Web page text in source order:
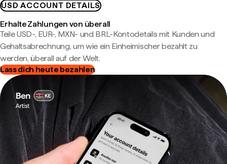
USD ACCOUNT DETAILS
Erhalte Zahlungen von überall
Teile USD-, EUR-, MXN- und BRL-Kontodetails mit Kunden und
Gehaltsabrechnung, um wie ein Einheimischer bezahlt zu
werden, überall auf der Welt.
Lass dich heute bezahlen